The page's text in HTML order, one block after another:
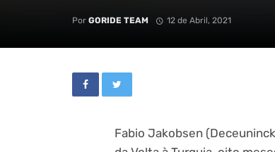
Por GORIDE TEAM 12 de Abril, 2021
Fabio Jakobsen